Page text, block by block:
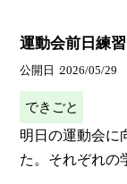
運動会前日練習
公開日 2026/05/29
できごと
明日の運動会に
た。それぞれの